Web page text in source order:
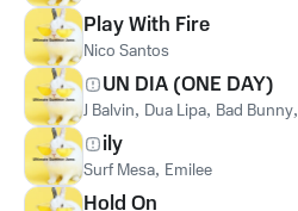
Play With Fire
Nico Santos
UN DIA (ONE DAY)
J Balvin, Dua Lipa, Bad Bunny,
ily
Surf Mesa, Emilee
Hold On